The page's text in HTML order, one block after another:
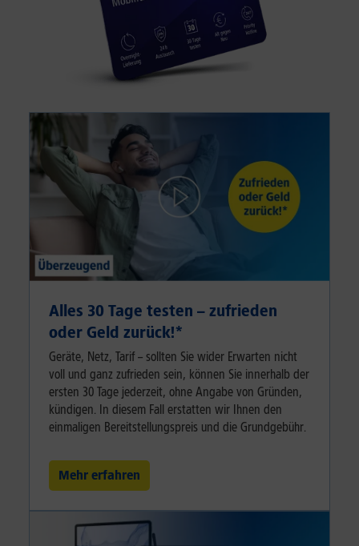
Alles 30 Tage testen – zufrieden
oder Geld zurück!⁠*
Geräte, Netz, Tarif – sollten Sie wider Erwarten nicht
voll und ganz zufrieden sein, können Sie innerhalb der
ersten 30 Tage jederzeit, ohne Angabe von Gründen,
kündigen. In diesem Fall erstatten wir Ihnen den
einmaligen Bereitstellungspreis und die Grundgebühr.
Mehr erfahren